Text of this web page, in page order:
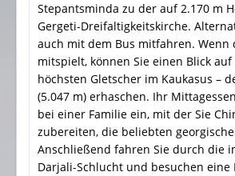
Stepantsminda zu der auf 2.170 m
Gergeti-Dreifaltigkeitskirche.
auch mit dem Bus mitfahren. Wenn
mitspielt, können Sie einen Blick
höchsten Gletscher im Kaukasus –
(5.047 m) erhaschen. Ihr
bei einer Familie ein, mit der Sie
zubereiten, die beliebten
Anschließend fahren Sie durch die
Darjali-Schlucht und besuchen